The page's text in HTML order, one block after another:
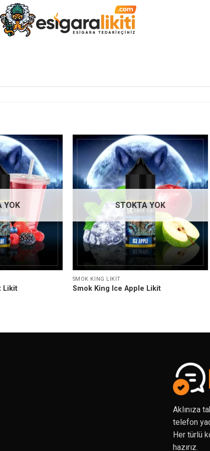
İstek
listene
ekle
YOK
Likit
İstek
listene
ekle
STOKTA YOK
SMOK KING LIKIT
Smok King Ice Apple Likit
Aklınıza
telefon
Her türlü
hazırız.